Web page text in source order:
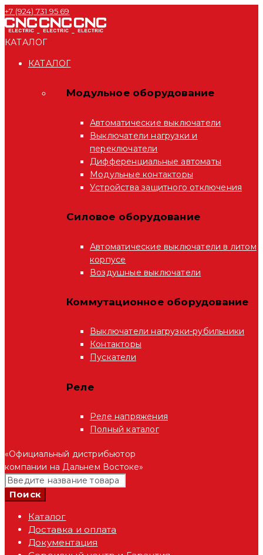
+7 (924) 731 95 69
КАТАЛОГ
КАТАЛОГ
Модульное оборудование
Автоматические выключатели
Выключатели нагрузки и
переключатели
Дифференциальные автоматы
Модульные контакторы
Устройства защитного отключения
Силовое оборудование
Автоматические выключатели в литом
корпусе
Воздушные выключатели
Коммутационное оборудование
Выключатели нагрузки-рубильники
Контакторы
Пускатели
Реле
Реле напряжения
Полный каталог
«Официальный дистрибьютор
компании на Дальнем Востоке»
Каталог
Доставка и оплата
Документация